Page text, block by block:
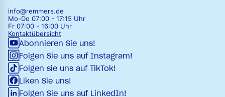
info@remmers.de
Mo-Do 07:00 - 17:15 Uhr
Fr 07:00 - 16:00 Uhr
Kontaktübersicht
Abonnieren Sie uns!
Folgen Sie uns auf Instagram!
Folgen sie uns auf TikTok!
Liken Sie uns!
Folgen Sie uns auf LinkedIn!